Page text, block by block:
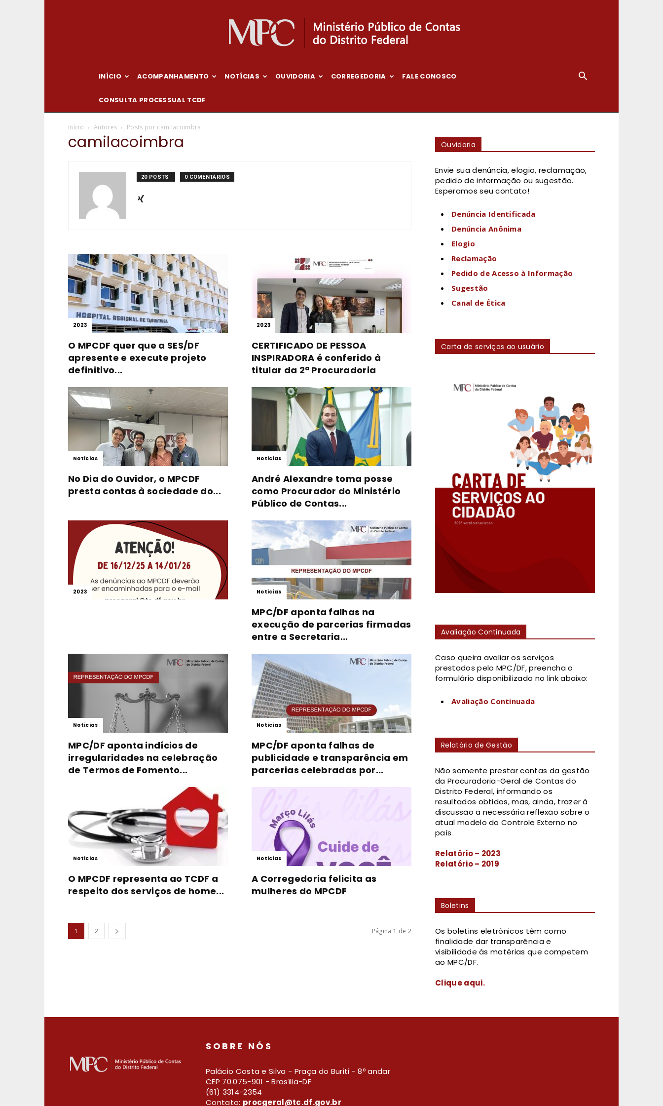
Contas
do
Distrito
Federal
INÍCIO ACOMPANHAMENTO NOTÍCIAS OUVIDORIA CORREGEDORIA FALE CONOSCO
CONSULTA PROCESSUAL TCDF
Início Autores Posts por camilacoimbra
camilacoimbra
20 POSTS 0 COMENTÁRIOS
2023
O MPCDF quer que a SES/DF
apresente e execute projeto
definitivo...
2023
CERTIFICADO DE PESSOA
INSPIRADORA é conferido à
titular da 2ª Procuradoria
Noticias
No Dia do Ouvidor, o MPCDF
presta contas à sociedade do...
Noticias
André Alexandre toma posse
como Procurador do Ministério
Público de Contas...
2023 Noticias
MPC/DF aponta falhas na
execução de parcerias firmadas
entre a Secretaria...
Noticias
MPC/DF aponta indícios de
irregularidades na celebração
de Termos de Fomento...
Noticias
MPC/DF aponta falhas de
publicidade e transparência em
parcerias celebradas por...
Noticias
O MPCDF representa ao TCDF a
respeito dos serviços de home...
Noticias
A Corregedoria felicita as
mulheres do MPCDF
1 2 Página 1 de 2
Ouvidoria
Envie sua denúncia, elogio, reclamação,
pedido de informação ou sugestão.
Esperamos seu contato!
Denúncia Identificada
Denúncia Anônima
Elogio
Reclamação
Pedido de Acesso à Informação
Sugestão
Canal de Ética
Carta de serviços ao usuário
Avaliação Continuada
Caso queira avaliar os serviços
prestados pelo MPC/DF, preencha o
formulário disponibilizado no link abaixo:
Avaliação Continuada
Relatório de Gestão
Não somente prestar contas da gestão
da Procuradoria-Geral de Contas do
Distrito Federal, informando os
resultados obtidos, mas, ainda, trazer à
discussão a necessária reflexão sobre o
atual modelo do Controle Externo no
país.
Relatório – 2023
Relatório – 2019
Boletins
Os boletins eletrônicos têm como
finalidade dar transparência e
visibilidade às matérias que competem
ao MPC/DF.
Clique aqui.
SOBRE NÓS
Palácio Costa e Silva - Praça do Buriti - 8º andar
CEP 70.075-901 - Brasília-DF
(61) 3314-2354
Contato: procgeral@tc.df.gov.br